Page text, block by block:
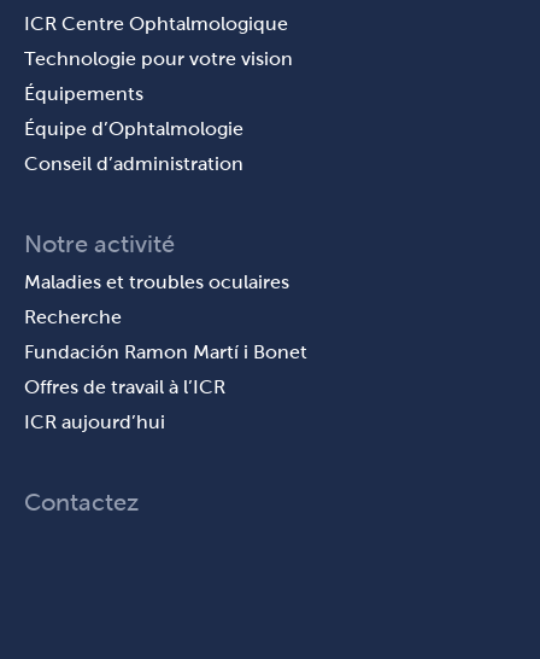
ICR Centre Ophtalmologique
Technologie pour votre vision
Équipements
Équipe d’Ophtalmologie
Conseil d’administration
Notre activité
Maladies et troubles oculaires
Recherche
Fundación Ramon Martí i Bonet
Offres de travail à l’ICR
ICR aujourd’hui
Contactez